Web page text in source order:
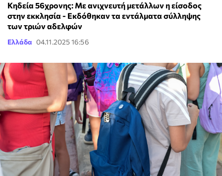
Κηδεία 56χρονης: Με ανιχνευτή μετάλλων η είσοδος
στην εκκλησία - Εκδόθηκαν τα εντάλματα σύλληψης
των τριών αδελφών
Ελλάδα 04.11.2025 16:56